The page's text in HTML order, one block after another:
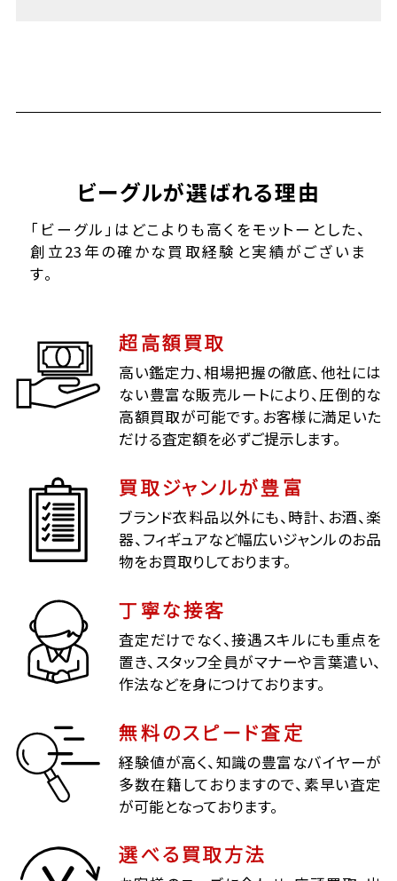
ビーグルが選ばれる理由
「ビーグル」はどこよりも高くをモットーとした、
創立23年の確かな買取経験と実績がございま
す。
超高額買取
高い鑑定力、相場把握の徹底、他社には
ない豊富な販売ルートにより、圧倒的な
高額買取が可能です。お客様に満足いた
だける査定額を必ずご提示します。
買取ジャンルが豊富
ブランド衣料品以外にも、時計、お酒、楽
器、フィギュアなど幅広いジャンルのお品
物をお買取りしております。
丁寧な接客
査定だけでなく、接遇スキルにも重点を
置き、スタッフ全員がマナーや言葉遣い、
作法などを身につけております。
無料のスピード査定
経験値が高く、知識の豊富なバイヤーが
多数在籍しておりますので、素早い査定
が可能となっております。
選べる買取方法